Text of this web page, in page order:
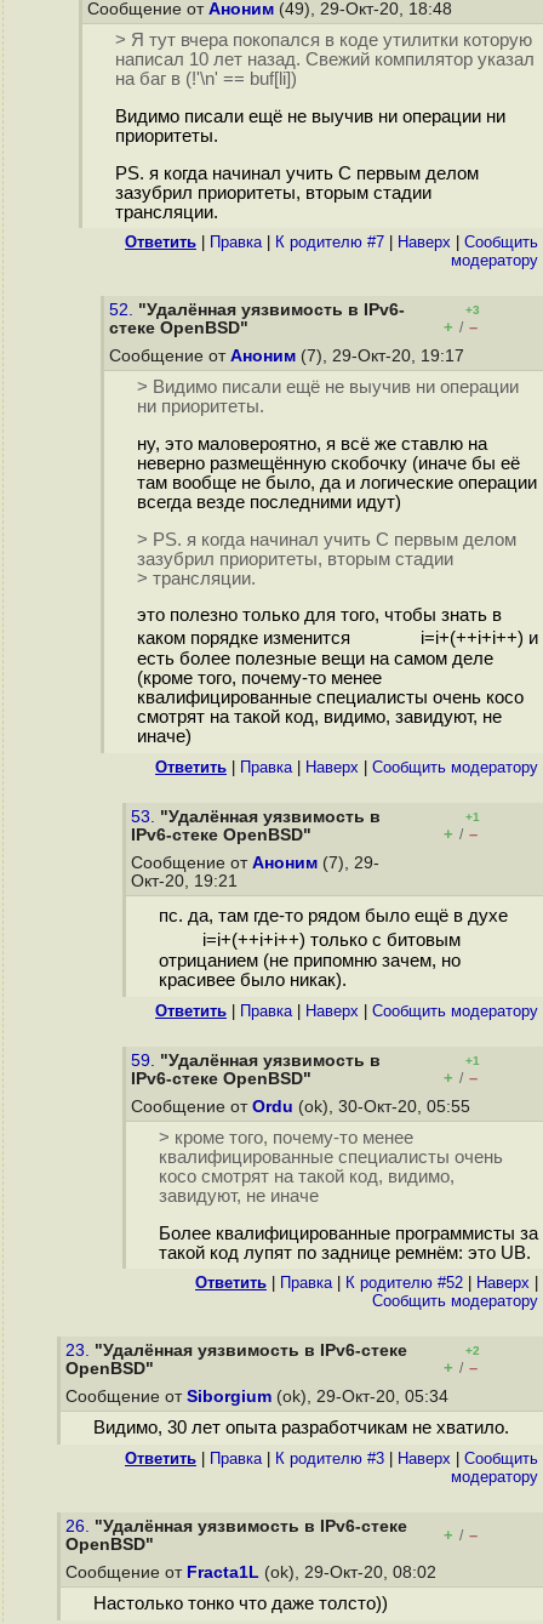
Сообщение от Аноним (49), 29-Окт-20, 18:48
> Я тут вчера покопался в коде утилитки которую
написал 10 лет назад. Свежий компилятор указал
на баг в (!'\n' == buf[li])
Видимо писали ещё не выучив ни операции ни
приоритеты.
PS. я когда начинал учить С первым делом
зазубрил приоритеты, вторым стадии
трансляции.
Ответить Правка| К родителю #7 Наверх
Cообщить
модератору
52. "Удалённая уязвимость в IPv6-
стеке OpenBSD"
+3
+ / –
Сообщение от Аноним (7), 29-Окт-20, 19:17
> Видимо писали ещё не выучив ни операции
ни приоритеты.
ну, это маловероятно, я всё же ставлю на
неверно размещённую скобочку (иначе бы её
там вообще не было, да и логические операции
всегда везде последними идут)
> PS. я когда начинал учить С первым делом
зазубрил приоритеты, вторым стадии
> трансляции.
это полезно только для того, чтобы знать в
каком порядке изменится i=i+(++i+i++) и
есть более полезные вещи на самом деле
(кроме того, почему-то менее
квалифицированные специалисты очень косо
смотрят на такой код, видимо, завидуют, не
иначе)
Ответить Правка| Наверх Cообщить модератору
53. "Удалённая уязвимость в
IPv6-стеке OpenBSD"
+1
+ / –
Сообщение от Аноним (7), 29-
Окт-20, 19:21
пс. да, там где-то рядом было ещё в духе
i=i+(++i+i++) только с битовым
отрицанием (не припомню зачем, но
красивее было никак).
Ответить Правка| Наверх Cообщить модератору
59. "Удалённая уязвимость в
IPv6-стеке OpenBSD"
+1
+ / –
Сообщение от Ordu (ok), 30-Окт-20, 05:55
> кроме того, почему-то менее
квалифицированные специалисты очень
косо смотрят на такой код, видимо,
завидуют, не иначе
Более квалифицированные программисты за
такой код лупят по заднице ремнём: это UB.
Ответить Правка| К родителю #52 Наверх
Cообщить модератору
23. "Удалённая уязвимость в IPv6-стеке
OpenBSD"
+2
+ / –
Сообщение от Siborgium (ok), 29-Окт-20, 05:34
Видимо, 30 лет опыта разработчикам не хватило.
Ответить Правка| К родителю #3 Наверх
Cообщить
модератору
26. "Удалённая уязвимость в IPv6-стеке
OpenBSD"
+ / –
Сообщение от Fracta1L (ok), 29-Окт-20, 08:02
Настолько тонко что даже толсто))